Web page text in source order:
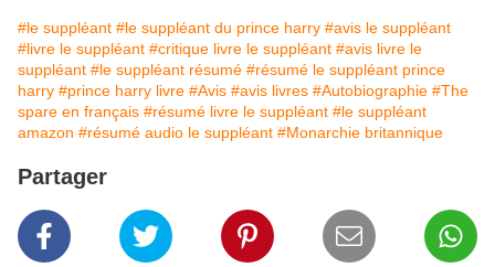
#le suppléant #le suppléant du prince harry #avis le suppléant
#livre le suppléant #critique livre le suppléant #avis livre le
suppléant #le suppléant résumé #résumé le suppléant prince
harry #prince harry livre #Avis #avis livres #Autobiographie #The
spare en français #résumé livre le suppléant #le suppléant
amazon #résumé audio le suppléant #Monarchie britannique
Partager